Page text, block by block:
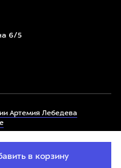
6/5
Артемия Лебедева
Спорт-МарафонПринять
в корзину